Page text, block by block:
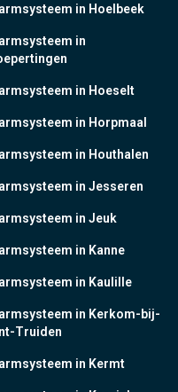
in Hoelbeek
in
in Hoeselt
in Horpmaal
in Houthalen
in Jesseren
in Jeuk
in Kanne
in Kaulille
in Kerkom-bij-
Truiden
in Kermt